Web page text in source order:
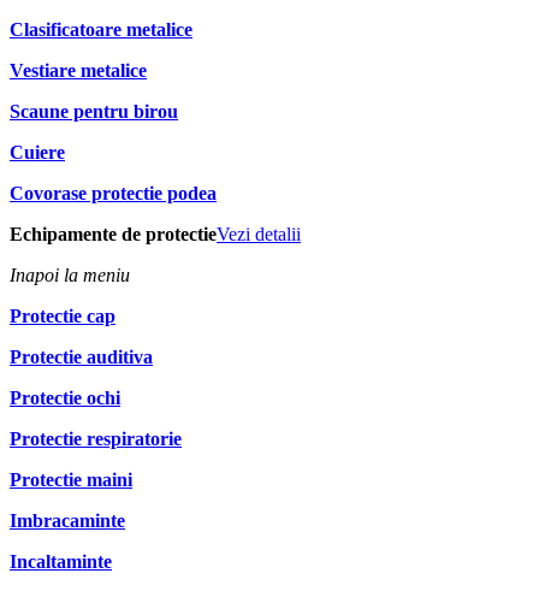
Clasificatoare metalice
Vestiare metalice
Scaune pentru birou
Cuiere
Covorase protectie podea
Echipamente de protectieVezi detalii
Inapoi la meniu
Protectie cap
Protectie auditiva
Protectie ochi
Protectie respiratorie
Protectie maini
Imbracaminte
Incaltaminte